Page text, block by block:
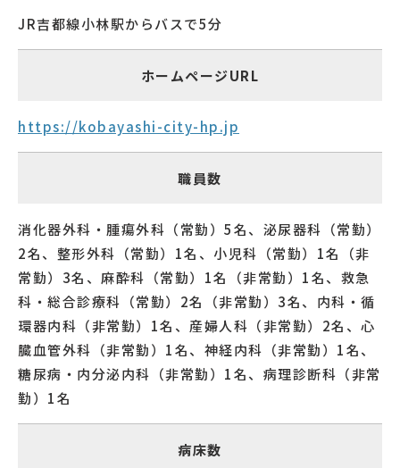
JR吉都線小林駅からバスで5分
ホームページURL
https://kobayashi-city-hp.jp
職員数
消化器外科・腫瘍外科（常勤）5名、泌尿器科（常勤）
2名、整形外科（常勤）1名、小児科（常勤）1名（非
常勤）3名、麻酔科（常勤）1名（非常勤）1名、救急
科・総合診療科（常勤）2名（非常勤）3名、内科・循
環器内科（非常勤）1名、産婦人科（非常勤）2名、心
臓血管外科（非常勤）1名、神経内科（非常勤）1名、
糖尿病・内分泌内科（非常勤）1名、病理診断科（非常
勤）1名
病床数